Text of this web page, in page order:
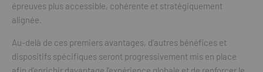
épreuves plus accessible, cohérente et stratégiquement
alignée.
Au-delà de ces premiers avantages, d’autres bénéfices et
dispositifs spécifiques seront progressivement mis en place